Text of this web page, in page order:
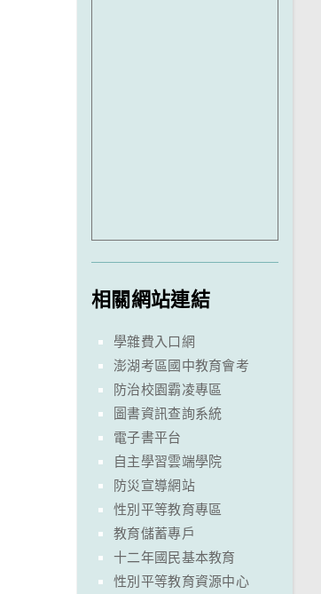
相關網站連結
學雜費入口網
澎湖考區國中教育會考
防治校園霸凌專區
圖書資訊查詢系統
電子書平台
自主學習雲端學院
防災宣導網站
性別平等教育專區
教育儲蓄專戶
十二年國民基本教育
性別平等教育資源中心